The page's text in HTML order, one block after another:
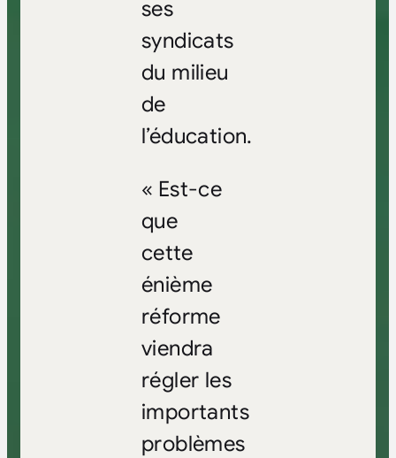
ses
syndicats
du milieu
de
l’éducation.
« Est-ce
que
cette
énième
réforme
viendra
régler les
importants
problèmes